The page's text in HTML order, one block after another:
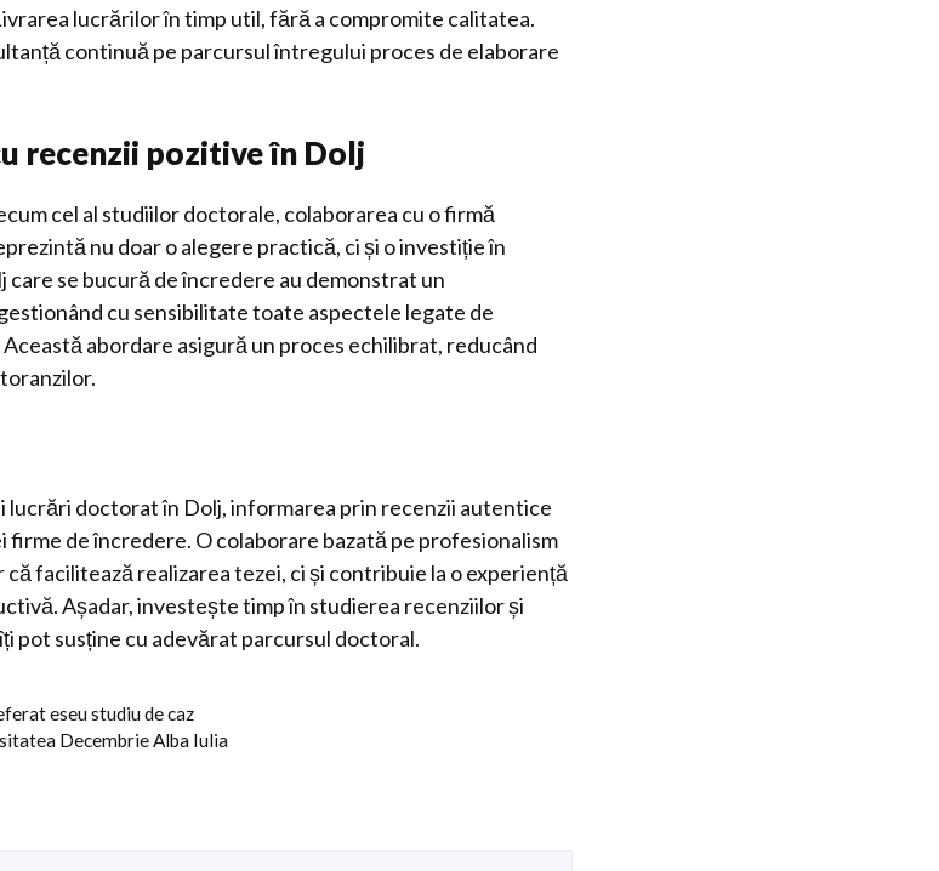
lucrărilor în timp util, fără a compromite calitatea.
continuă pe parcursul întregului proces de elaborare
recenzii pozitive în Dolj
cel al studiilor doctorale, colaborarea cu o firmă
nu doar o alegere practică, ci și o investiție în
care se bucură de încredere au demonstrat un
cu sensibilitate toate aspectele legate de
abordare asigură un proces echilibrat, reducând
lucrări doctorat în Dolj, informarea prin recenzii autentice
de încredere. O colaborare bazată pe profesionalism
facilitează realizarea tezei, ci și contribuie la o experiență
Așadar, investește timp în studierea recenziilor și
pot susține cu adevărat parcursul doctoral.
eseu studiu de caz
Decembrie Alba Iulia